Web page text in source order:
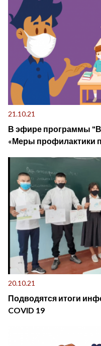
21.10.21
В эфире программы
«Меры профилактики
20.10.21
Подводятся итоги
COVID 19